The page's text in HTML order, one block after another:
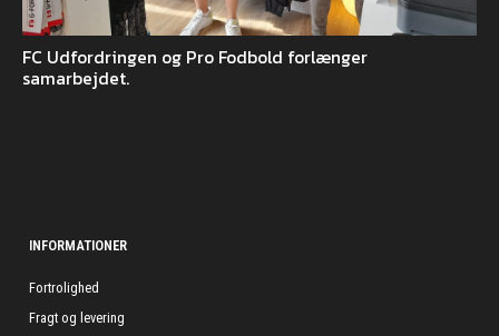
FC Udfordringen og Pro Fodbold forlænger
samarbejdet.
INFORMATIONER
Fortrolighed
Fragt og levering